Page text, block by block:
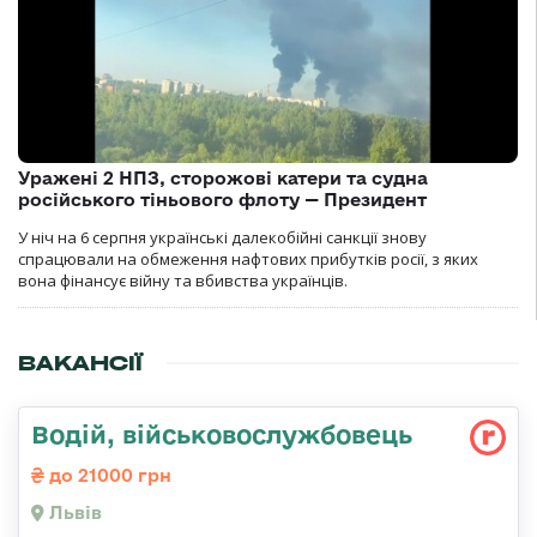
Уражені 2 НПЗ, сторожові катери та судна
російського тіньового флоту — Президент
У ніч на 6 серпня українські далекобійні санкції знову
спрацювали на обмеження нафтових прибутків росії, з яких
вона фінансує війну та вбивства українців.
ВАКАНСІЇ
Водій, військовослужбовець
до 21000 грн
Львів